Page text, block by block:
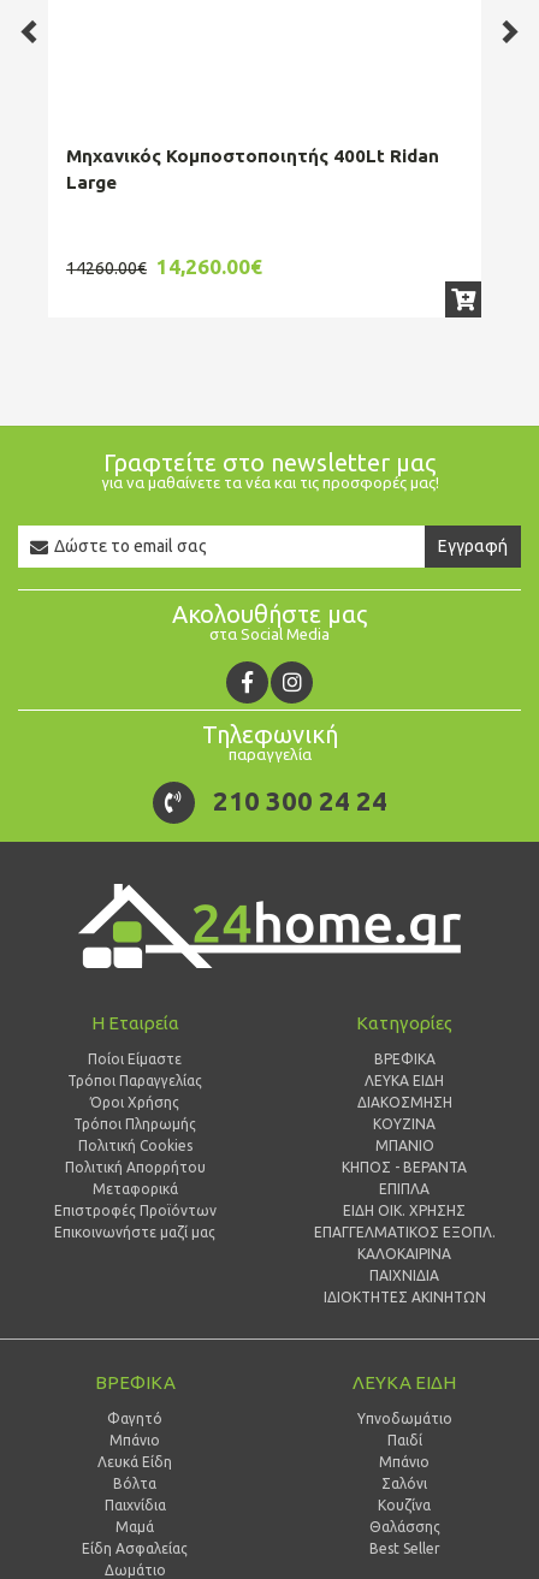
Μηχανικός Κομποστοποιητής 400Lt Ridan
Large
14260.00€ 14,260.00€
Γραφτείτε στο newsletter μας
για να μαθαίνετε τα νέα και τις προσφορές μας!
Newsletter
Email
Εγγραφή
Ακολουθήστε μας
στα Social Media
Τηλεφωνική
παραγγελία
210 300 24 24
Η Εταιρεία
Ποίοι Είμαστε
Τρόποι Παραγγελίας
Όροι Χρήσης
Τρόποι Πληρωμής
Πολιτική Cookies
Πολιτική Απορρήτου
Μεταφορικά
Επιστροφές Προϊόντων
Επικοινωνήστε μαζί μας
Κατηγορίες
ΒΡΕΦΙΚΑ
ΛΕΥΚΑ ΕΙΔΗ
ΔΙΑΚΟΣΜΗΣΗ
ΚΟΥΖΙΝΑ
ΜΠΑΝΙΟ
ΚΗΠΟΣ - ΒΕΡΑΝΤΑ
ΕΠΙΠΛΑ
ΕΙΔΗ ΟΙΚ. ΧΡΗΣΗΣ
ΕΠΑΓΓΕΛΜΑΤΙΚΟΣ ΕΞΟΠΛ.
ΚΑΛΟΚΑΙΡΙΝΑ
ΠΑΙΧΝΙΔΙΑ
ΙΔΙΟΚΤΗΤΕΣ ΑΚΙΝΗΤΩΝ
ΒΡΕΦΙΚΑ
Φαγητό
Μπάνιο
Λευκά Είδη
Βόλτα
Παιχνίδια
Μαμά
Είδη Ασφαλείας
Δωμάτιο
ΛΕΥΚΑ ΕΙΔΗ
Υπνοδωμάτιο
Παιδί
Mπάνιο
Σαλόνι
Κουζίνα
Θαλάσσης
Best Seller